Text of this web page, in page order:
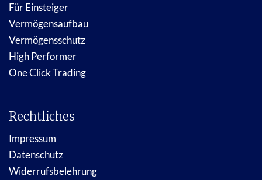
Für Einsteiger
Vermögensaufbau
Vermögensschutz
High Performer
One Click Trading
Rechtliches
Impressum
Datenschutz
Widerrufsbelehrung